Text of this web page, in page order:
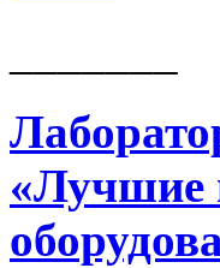
«Лучшие